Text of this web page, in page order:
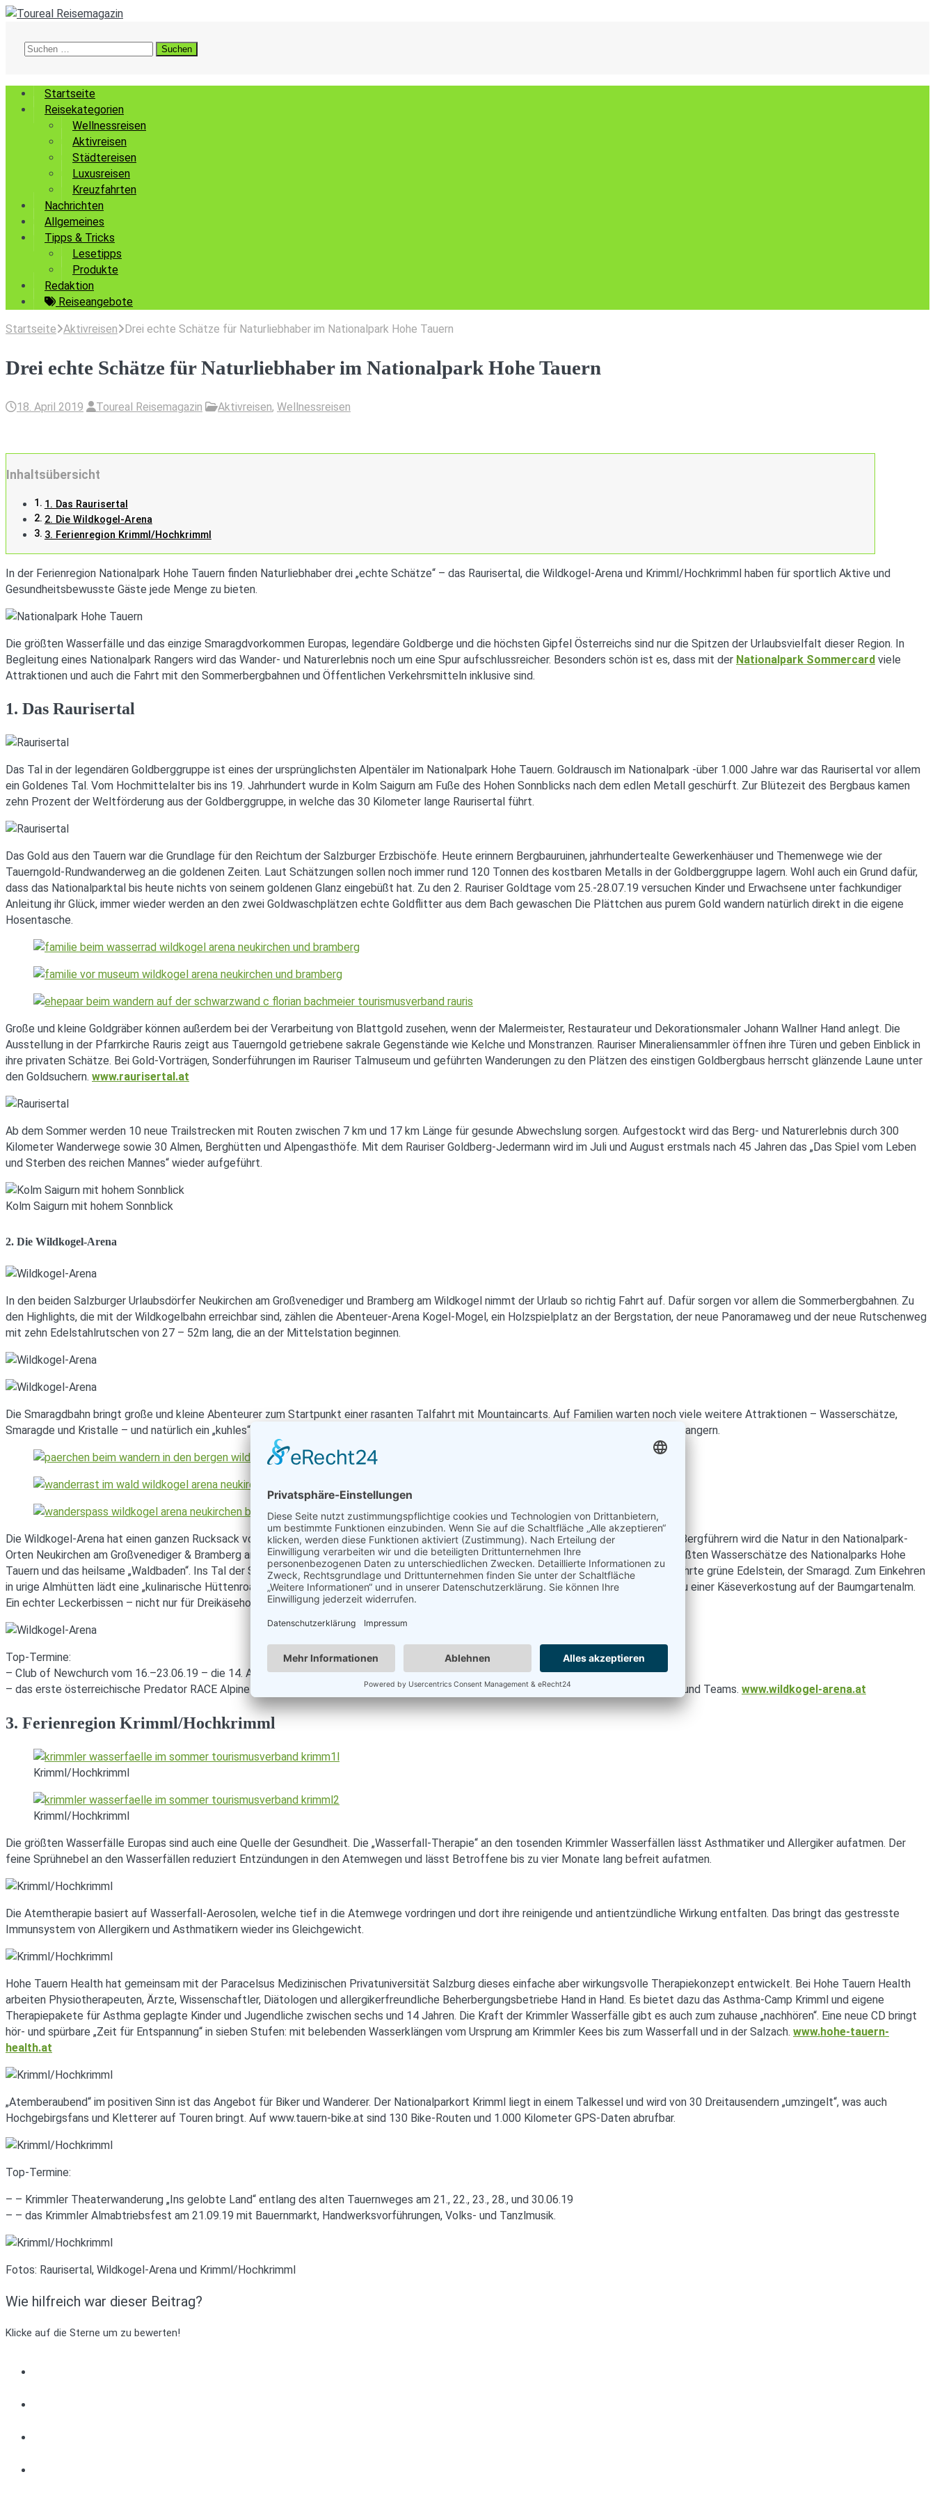
Suchen
Startseite
Reisekategorien
Wellnessreisen
Aktivreisen
Städtereisen
Luxusreisen
Kreuzfahrten
Nachrichten
Allgemeines
Tipps & Tricks
Lesetipps
Produkte
Redaktion
Reiseangebote
Startseite Aktivreisen Drei echte Schätze für Naturliebhaber im Nationalpark Hohe Tauern
Drei echte Schätze für Naturliebhaber im Nationalpark Hohe Tauern
18. April 2019 Toureal Reisemagazin Aktivreisen, Wellnessreisen
Inhaltsübersicht
1. Das Raurisertal
2. Die Wildkogel-Arena
3. Ferienregion Krimml/Hochkrimml
In der Ferienregion Nationalpark Hohe Tauern finden Naturliebhaber drei „echte Schätze“ – das Raurisertal, die Wildkogel-Arena und Krimml/Hochkrimml haben für sportlich Aktive und
Gesundheitsbewusste Gäste jede Menge zu bieten.
Die größten Wasserfälle und das einzige Smaragdvorkommen Europas, legendäre Goldberge und die höchsten Gipfel Österreichs sind nur die Spitzen der Urlaubsvielfalt dieser Region. In
Begleitung eines Nationalpark Rangers wird das Wander- und Naturerlebnis noch um eine Spur aufschlussreicher. Besonders schön ist es, dass mit der Nationalpark Sommercard viele
Attraktionen und auch die Fahrt mit den Sommerbergbahnen und Öffentlichen Verkehrsmitteln inklusive sind.
1. Das Raurisertal
Das Tal in der legendären Goldberggruppe ist eines der ursprünglichsten Alpentäler im Nationalpark Hohe Tauern. Goldrausch im Nationalpark -über 1.000 Jahre war das Raurisertal vor allem
ein Goldenes Tal. Vom Hochmittelalter bis ins 19. Jahrhundert wurde in Kolm Saigurn am Fuße des Hohen Sonnblicks nach dem edlen Metall geschürft. Zur Blütezeit des Bergbaus kamen
zehn Prozent der Weltförderung aus der Goldberggruppe, in welche das 30 Kilometer lange Raurisertal führt.
Das Gold aus den Tauern war die Grundlage für den Reichtum der Salzburger Erzbischöfe. Heute erinnern Bergbauruinen, jahrhundertealte Gewerkenhäuser und Themenwege wie der
Tauerngold-Rundwanderweg an die goldenen Zeiten. Laut Schätzungen sollen noch immer rund 120 Tonnen des kostbaren Metalls in der Goldberggruppe lagern. Wohl auch ein Grund dafür,
dass das Nationalparktal bis heute nichts von seinem goldenen Glanz eingebüßt hat. Zu den 2. Rauriser Goldtage vom 25.-28.07.19 versuchen Kinder und Erwachsene unter fachkundiger
Anleitung ihr Glück, immer wieder werden an den zwei Goldwaschplätzen echte Goldflitter aus dem Bach gewaschen Die Plättchen aus purem Gold wandern natürlich direkt in die eigene
Hosentasche.
Große und kleine Goldgräber können außerdem bei der Verarbeitung von Blattgold zusehen, wenn der Malermeister, Restaurateur und Dekorationsmaler Johann Wallner Hand anlegt. Die
Ausstellung in der Pfarrkirche Rauris zeigt aus Tauerngold getriebene sakrale Gegenstände wie Kelche und Monstranzen. Rauriser Mineraliensammler öffnen ihre Türen und geben Einblick in
ihre privaten Schätze. Bei Gold-Vorträgen, Sonderführungen im Rauriser Talmuseum und geführten Wanderungen zu den Plätzen des einstigen Goldbergbaus herrscht glänzende Laune unter
den Goldsuchern. www.raurisertal.at
Ab dem Sommer werden 10 neue Trailstrecken mit Routen zwischen 7 km und 17 km Länge für gesunde Abwechslung sorgen. Aufgestockt wird das Berg- und Naturerlebnis durch 300
Kilometer Wanderwege sowie 30 Almen, Berghütten und Alpengasthöfe. Mit dem Rauriser Goldberg-Jedermann wird im Juli und August erstmals nach 45 Jahren das „Das Spiel vom Leben
und Sterben des reichen Mannes“ wieder aufgeführt.
Kolm Saigurn mit hohem Sonnblick
2. Die Wildkogel-Arena
In den beiden Salzburger Urlaubsdörfer Neukirchen am Großvenediger und Bramberg am Wildkogel nimmt der Urlaub so richtig Fahrt auf. Dafür sorgen vor allem die Sommerbergbahnen. Zu
den Highlights, die mit der Wildkogelbahn erreichbar sind, zählen die Abenteuer-Arena Kogel-Mogel, ein Holzspielplatz an der Bergstation, der neue Panoramaweg und der neue Rutschenweg
mit zehn Edelstahlrutschen von 27 – 52m lang, die an der Mittelstation beginnen.
Die Smaragdbahn bringt große und kleine Abenteurer zum Startpunkt einer rasanten Talfahrt mit Mountaincarts. Auf Familien warten noch viele weitere Attraktionen – Wasserschätze,
Smaragde und Kristalle – und natürlich ein „kuhles“ Kinderprogramm. Vieles davon auch in Begleitung von Wanderführern oder Nationalpark Rangern.
Die Wildkogel-Arena hat einen ganzen Rucksack voller Abenteuer, Naturschätze und „Wildheiten“ gepackt. Mit den geprüften Wander- und Bergführern wird die Natur in den Nationalpark-
Orten Neukirchen am Großvenediger & Bramberg am Wildkogel für große und kleine Entdecker zum Erlebnis. Hier entdecken sie dann die größten Wasserschätze des Nationalparks Hohe
Tauern und das heilsame „Waldbaden“. Ins Tal der Smaragde, das Habachtal, locken verschiedenen Mineralien, allen voran natürlich der begehrte grüne Edelstein, der Smaragd. Zum Einkehren
in urige Almhütten lädt eine „kulinarische Hüttenroas“ durch Wald und Wiese. Die Wanderung führt unter anderem auch in das Mühlbachtal, zu einer Käseverkostung auf der Baumgartenalm.
Ein echter Leckerbissen – nicht nur für Dreikäsehochs!
Top-Termine:
– Club of Newchurch vom 16.–23.06.19 – die 14. Auflage des etwas anderen Motorrad-Festivals für die ganze Familie
– das erste österreichische Predator RACE Alpine Master Weekend am 08. und 09.06.19, ein besonders sportliches Event für Einzelstarter und Teams. www.wildkogel-arena.at
3. Ferienregion Krimml/Hochkrimml
Krimml/Hochkrimml
Krimml/Hochkrimml
Die größten Wasserfälle Europas sind auch eine Quelle der Gesundheit. Die „Wasserfall-Therapie“ an den tosenden Krimmler Wasserfällen lässt Asthmatiker und Allergiker aufatmen. Der
feine Sprühnebel an den Wasserfällen reduziert Entzündungen in den Atemwegen und lässt Betroffene bis zu vier Monate lang befreit aufatmen.
Die Atemtherapie basiert auf Wasserfall-Aerosolen, welche tief in die Atemwege vordringen und dort ihre reinigende und antientzündliche Wirkung entfalten. Das bringt das gestresste
Immunsystem von Allergikern und Asthmatikern wieder ins Gleichgewicht.
Hohe Tauern Health hat gemeinsam mit der Paracelsus Medizinischen Privatuniversität Salzburg dieses einfache aber wirkungsvolle Therapiekonzept entwickelt. Bei Hohe Tauern Health
arbeiten Physiotherapeuten, Ärzte, Wissenschaftler, Diätologen und allergikerfreundliche Beherbergungsbetriebe Hand in Hand. Es bietet dazu das Asthma-Camp Krimml und eigene
Therapiepakete für Asthma geplagte Kinder und Jugendliche zwischen sechs und 14 Jahren. Die Kraft der Krimmler Wasserfälle gibt es auch zum zuhause „nachhören“. Eine neue CD bringt
hör- und spürbare „Zeit für Entspannung“ in sieben Stufen: mit belebenden Wasserklängen vom Ursprung am Krimmler Kees bis zum Wasserfall und in der Salzach. www.hohe-tauern-
health.at
„Atemberaubend“ im positiven Sinn ist das Angebot für Biker und Wanderer. Der Nationalparkort Krimml liegt in einem Talkessel und wird von 30 Dreitausendern „umzingelt“, was auch
Hochgebirgsfans und Kletterer auf Touren bringt. Auf www.tauern-bike.at sind 130 Bike-Routen und 1.000 Kilometer GPS-Daten abrufbar.
Top-Termine:
– – Krimmler Theaterwanderung „Ins gelobte Land“ entlang des alten Tauernweges am 21., 22., 23., 28., und 30.06.19
– – das Krimmler Almabtriebsfest am 21.09.19 mit Bauernmarkt, Handwerksvorführungen, Volks- und Tanzlmusik.
Fotos: Raurisertal, Wildkogel-Arena und Krimml/Hochkrimml
Wie hilfreich war dieser Beitrag?
Klicke auf die Sterne um zu bewerten!